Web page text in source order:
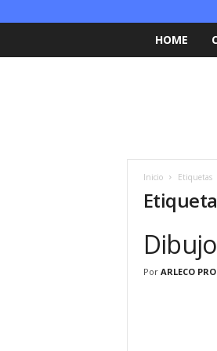
HOME
Inicio Etiquetas
Por ARLECO